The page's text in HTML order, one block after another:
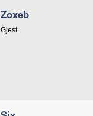
Zoxeb
Gjest